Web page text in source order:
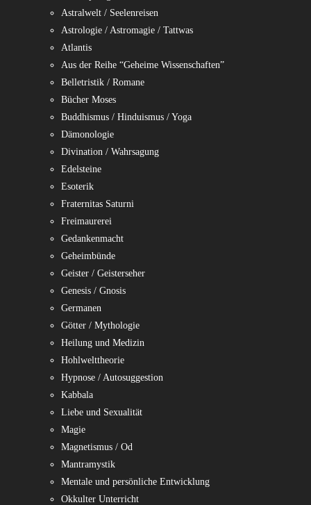
Astralwelt / Seelenreisen
Astrologie / Astromagie / Tattwas
Atlantis
Aus der Reihe “Geheime Wissenschaften”
Belletristik / Romane
Bücher Moses
Buddhismus / Hinduismus / Yoga
Dämonologie
Divination / Wahrsagung
Edelsteine
Esoterik
Fraternitas Saturni
Freimaurerei
Gedankenmacht
Geheimbünde
Geister / Geisterseher
Genesis / Gnosis
Germanen
Götter / Mythologie
Heilung und Medizin
Hohlwelttheorie
Hypnose / Autosuggestion
Kabbala
Liebe und Sexualität
Magie
Magnetismus / Od
Mantramystik
Mentale und persönliche Entwicklung
Okkulter Unterricht